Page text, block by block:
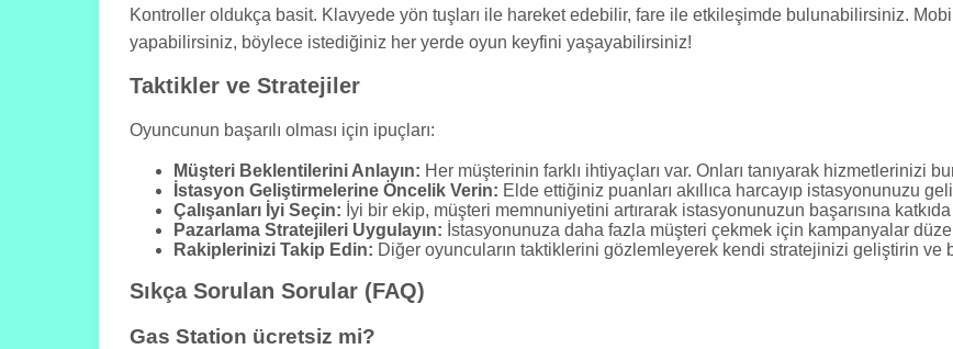
Kontroller oldukça basit. Klavyede yön tuşları ile hareket edebilir, fare ile etkileşimde bulunabilirsiniz.
yapabilirsiniz, böylece istediğiniz her yerde oyun keyfini yaşayabilirsiniz!
Taktikler ve Stratejiler
Oyuncunun başarılı olması için ipuçları:
Müşteri Beklentilerini Anlayın: Her müşterinin farklı ihtiyaçları var. Onları tanıyarak hizmetlerinizi
İstasyon Geliştirmelerine Öncelik Verin: Elde ettiğiniz puanları akıllıca harcayıp istasyonunuzu
Çalışanları İyi Seçin: İyi bir ekip, müşteri memnuniyetini artırarak istasyonunuzun başarısına
Pazarlama Stratejileri Uygulayın: İstasyonunuza daha fazla müşteri çekmek için kampanyalar
Rakiplerinizi Takip Edin: Diğer oyuncuların taktiklerini gözlemleyerek kendi stratejinizi geliştirin ve
Sıkça Sorulan Sorular (FAQ)
Gas Station ücretsiz mi?